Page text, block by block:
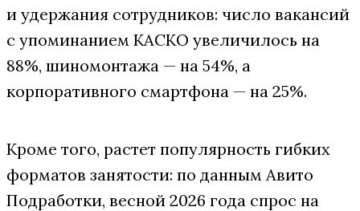
и удержания сотрудников: число вакансий
с упоминанием КАСКО увеличилось на
88%, шиномонтажа — на 54%, а
корпоративного смартфона — на 25%.
Кроме того, растет популярность гибких
форматов занятости: по данным Авито
Подработки, весной 2026 года спрос на